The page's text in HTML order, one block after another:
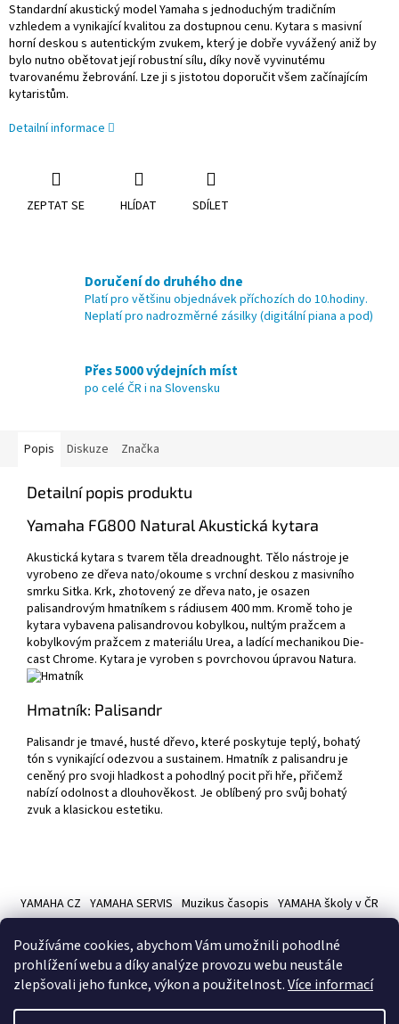
Používáme cookies, abychom Vám umožnili pohodlné
prohlížení webu a díky analýze provozu webu neustále
zlepšovali jeho funkce, výkon a použitelnost.Více informací
Standardní akustický model Yamaha s jednoduchým tradičním
vzhledem a vynikající kvalitou za dostupnou cenu. Kytara s masivní
horní deskou s autentickým zvukem, který je dobře vyvážený aniž by
bylo nutno obětovat její robustní sílu, díky nově vyvinutému
tvarovanému žebrování. Lze ji s jistotou doporučit všem začínajícím
kytaristům.
Detailní informace
ZEPTAT SE HLÍDAT SDÍLET
Doručení do druhého dne
Platí pro většinu objednávek příchozích do 10.hodiny.
Neplatí pro nadrozměrné zásilky (digitální piana a pod)
Přes 5000 výdejních míst
po celé ČR i na Slovensku
Popis Diskuze Značka
Detailní popis produktu
Yamaha FG800 Natural Akustická kytara
Akustická kytara s tvarem těla dreadnought. Tělo nástroje je
vyrobeno ze dřeva nato/okoume s vrchní deskou z masivního
smrku Sitka. Krk, zhotovený ze dřeva nato, je osazen
palisandrovým hmatníkem s rádiusem 400 mm. Kromě toho je
kytara vybavena palisandrovou kobylkou, nultým pražcem a
kobylkovým pražcem z materiálu Urea, a ladící mechanikou Die-
cast Chrome. Kytara je vyroben s povrchovou úpravou Natura.
Hmatník: Palisandr
Palisandr je tmavé, husté dřevo, které poskytuje teplý, bohatý
tón s vynikající odezvou a sustainem. Hmatník z palisandru je
ceněný pro svoji hladkost a pohodlný pocit při hře, přičemž
nabízí odolnost a dlouhověkost. Je oblíbený pro svůj bohatý
zvuk a klasickou estetiku.
p
YAMAHA CZ YAMAHA SERVIS Muzikus časopis YAMAHA školy v ČR